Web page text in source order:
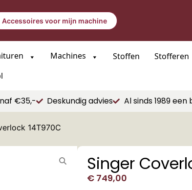
Accessoires voor mijn machine
Machines Stoffen
Stofferen
€35,- Deskundig advies Al sinds 1989
14T970C
Singer
€749,00